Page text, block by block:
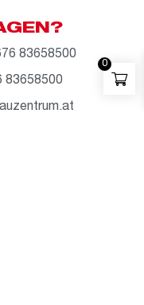
83658500
83658500
0